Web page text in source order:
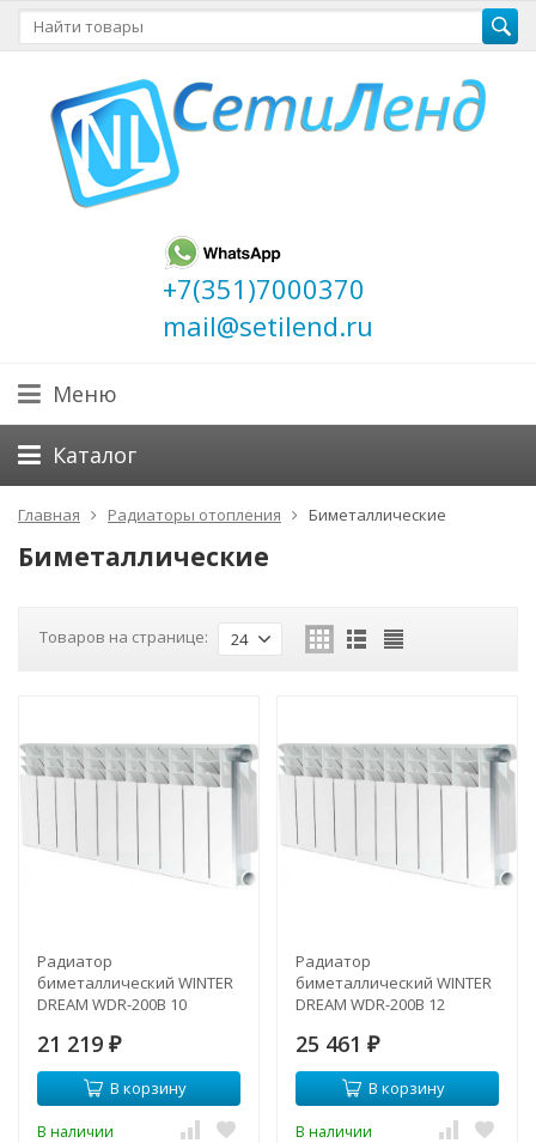
+7(351)7000370
mail@setilend.ru
Меню
Каталог
Главная Радиаторы отопления Биметаллические
Биметаллические
Товаров на странице: 24
Радиатор
биметаллический WINTER
DREAM WDR-200B 10
21 219 ₽
В корзину
В наличии
Радиатор
биметаллический WINTER
DREAM WDR-200B 12
25 461 ₽
В корзину
В наличии